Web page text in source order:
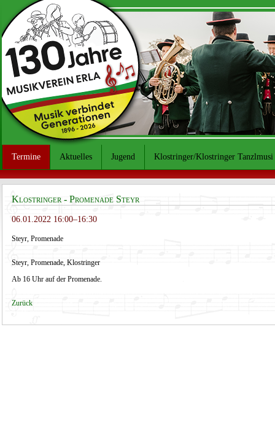
Termine Aktuelles Jugend Klostringer/Klostringer Tanzlmusi
Klostringer - Promenade Steyr
06.01.2022 16:00–16:30
Steyr, Promenade
Steyr, Promenade, Klostringer
Ab 16 Uhr auf der Promenade.
Zurück